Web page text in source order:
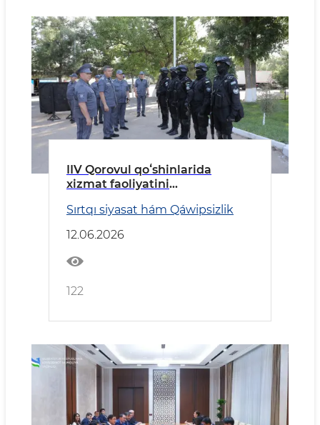
IIV Qorovul qoʻshinlarida
xizmat faoliyatini
raqamli transformatsiya
boʻyicha ustuvor vazifalar
belgilab berildi
Sırtqı siyasat hám Qáwipsizlik
12.06.2026
122